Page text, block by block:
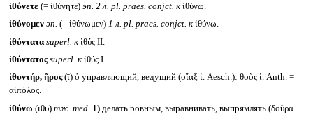
ἰθύνετε (= ἰθύνητε)эп. 2 л. pl. praes. conjct. кἰθύνω.
ἰθύνομεν эп. (= ἰθύνωμεν)1 л. pl. praes. conjct. кἰθύνω.
ἰθύντατα superl. кἰθύς II.
ἰθύντατος superl. кἰθύς I.
ἰθυντήρ, ῆρος(ῑ) ὁ управляющий, ведущий (οἴαξ ἰ. Aesch.): θοὸς ἰ. Anth. =
αἰπόλος.
ἰθύνω (ῑθῡ)тж. med. 1)делать ровным, выравнивать, выпрямлять (δοῦρα